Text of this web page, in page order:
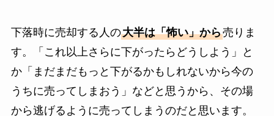
下落時に売却する人の大半は「怖い」から売りま
す。「これ以上さらに下がったらどうしよう」と
か「まだまだもっと下がるかもしれないから今の
うちに売ってしまおう」などと思うから、その場
から逃げるように売ってしまうのだと思います。